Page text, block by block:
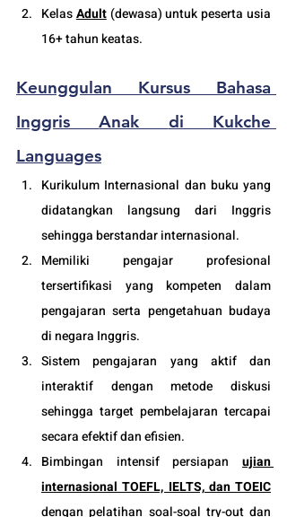
Kelas Adult (dewasa) untuk peserta usia
16+ tahun keatas.
Keunggulan Kursus Bahasa
Inggris Anak di Kukche
Languages
Kurikulum Internasional dan buku yang
didatangkan langsung dari Inggris
sehingga berstandar internasional.
Memiliki pengajar profesional
tersertifikasi yang kompeten dalam
pengajaran serta pengetahuan budaya
di negara Inggris.
Sistem pengajaran yang aktif dan
interaktif dengan metode diskusi
sehingga target pembelajaran tercapai
secara efektif dan efisien.
Bimbingan intensif persiapan ujian
internasional TOEFL, IELTS, dan TOEIC
dengan pelatihan soal-soal try-out dan